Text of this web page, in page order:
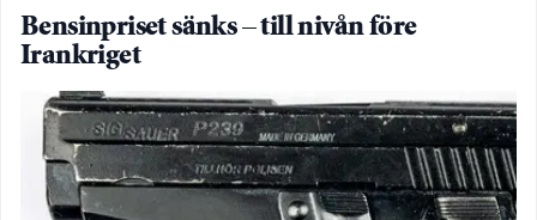
Bensinpriset sänks – till nivån före
Irankriget